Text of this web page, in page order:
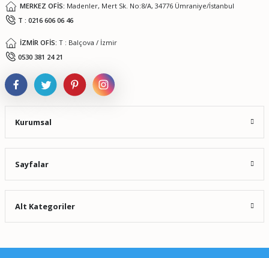
MERKEZ OFİS: Madenler, Mert Sk. No:8/A, 34776 Ümraniye/İstanbul
T : 0216 606 06 46
İZMİR OFİS: T : Balçova / İzmir
0530 381 24 21
Kurumsal
Sayfalar
Alt Kategoriler